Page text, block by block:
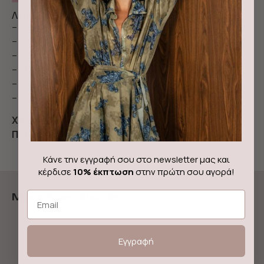
Λεπτομέρειες & περιγραφή
– Maxi φόρεμα με printed logo σε ροζ απόχρωση
– Απαλή αίσθηση από ύφασμα chiffon φοδραρισμένο
– Ισια γραμμή με ασύμετρο τελείωμα
– Κλείνει με φερμουάρα στο πλαί
– Διαθέτει διακοσμητικό στοιχείο στο λαιμό
– Σχεδιάστηκε και παράγεται στην Ελλάδα
Χρώμα:
Ροζ
Ποιότητα: 93% πολυεστέρας, 7% ελαστίνη
More from Ananke
Κάνε την εγγραφή σου στο newsletter μας και
κέρδισε 10% έκπτωσηστην πρώτη σου αγορά!
Email
Εγγραφή